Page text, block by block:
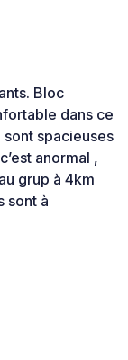
Bloc
dans ce
spacieuses
anormal ,
grup à 4km
sont à